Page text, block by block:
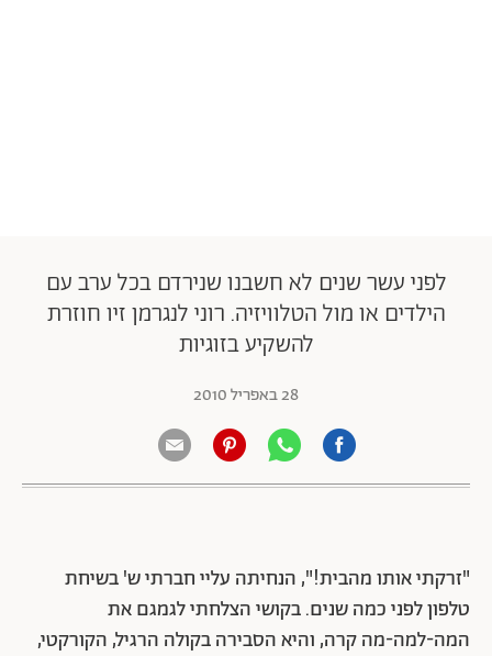
לפני עשר שנים לא חשבנו שנירדם בכל ערב עם
הילדים או מול הטלוויזיה. רוני לנגרמן זיו חוזרת
להשקיע בזוגיות
28 באפריל 2010
"זרקתי אותו מהבית!", הנחיתה עליי חברתי ש' בשיחת
טלפון לפני כמה שנים. בקושי הצלחתי לגמגם את
המה-למה-מה קרה, והיא הסבירה בקולה הרגיל, הקורקטי,